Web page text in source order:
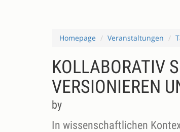
Homepage Veranstaltungen
KOLLABORATIV
VERSIONIEREN
by
In wissenschaftlichen